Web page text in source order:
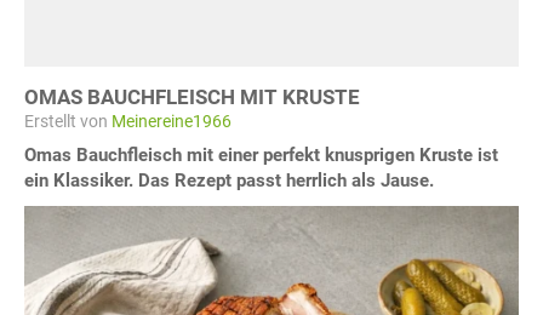
OMAS BAUCHFLEISCH MIT KRUSTE
Erstellt von Meinereine1966
Omas Bauchfleisch mit einer perfekt knusprigen Kruste ist
ein Klassiker. Das Rezept passt herrlich als Jause.